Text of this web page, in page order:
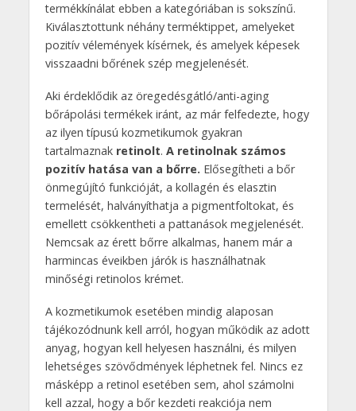
termékkínálat ebben a kategóriában is sokszínű.
Kiválasztottunk néhány terméktippet, amelyeket
pozitív vélemények kísérnek, és amelyek képesek
visszaadni bőrének szép megjelenését.
Aki érdeklődik az öregedésgátló/anti-aging
bőrápolási termékek iránt, az már felfedezte, hogy
az ilyen típusú kozmetikumok gyakran
tartalmaznak retinolt. A retinolnak számos
pozitív hatása van a bőrre. Elősegítheti a bőr
önmegújító funkcióját, a kollagén és elasztin
termelését, halványíthatja a pigmentfoltokat, és
emellett csökkentheti a pattanások megjelenését.
Nemcsak az érett bőrre alkalmas, hanem már a
harmincas éveikben járók is használhatnak
minőségi retinolos krémet.
A kozmetikumok esetében mindig alaposan
tájékozódnunk kell arról, hogyan működik az adott
anyag, hogyan kell helyesen használni, és milyen
lehetséges szövődmények léphetnek fel. Nincs ez
másképp a retinol esetében sem, ahol számolni
kell azzal, hogy a bőr kezdeti reakciója nem